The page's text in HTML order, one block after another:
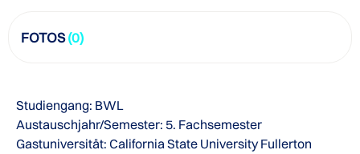
FOTOS(0)
Studiengang: BWL
Austauschjahr/Semester: 5. Fachsemester
Gastuniversität: California State University Fullerton